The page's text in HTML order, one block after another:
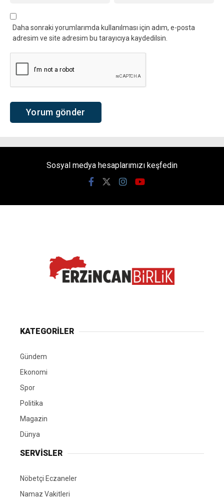
Daha sonraki yorumlarımda kullanılması için adım, e-posta
adresim ve site adresim bu tarayıcıya kaydedilsin.
Sosyal medya hesaplarımızı keşfedin
KATEGORİLER
Gündem
Ekonomi
Spor
Politika
Magazin
Dünya
SERVİSLER
Nöbetçi Eczaneler
Namaz Vakitleri